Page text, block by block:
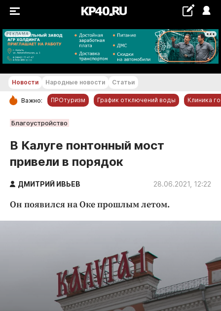
РЕКЛАМА
+23...+24 °С
РУБРИКИ
Новости компаний
Статьи
Народные новости
Благоустройство
Недвижимость и ЖКХ
Образование
Общество
Погода
Новости Народные новости Статьи
Важно: ПРОтуризм График отключений воды Клиника
Благоустройство
В Калуге понтонный мост
привели в порядок
ДМИТРИЙ ИВЬЕВ 28.06.2021, 12:22
Он появился на Оке прошлым летом.